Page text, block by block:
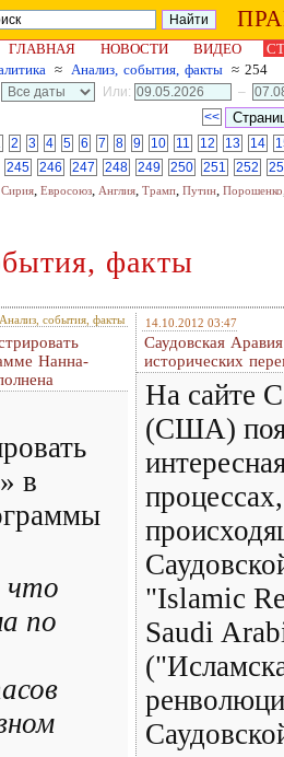
ГЛАВНАЯ НОВОСТИ ВИДЕО
≈ Анализ, события, факты ≈ 254
Или:
–
<<
2 3 4 5 6 7 8 9 10 11 12 13 14
245 246 247 248 249 250 251 252
Сирия, Евросоюз, Англия, Трамп, Путин, Порошенко
факты
Анализ, события, факты
Нанна-
в
что
по
14.10.2012 03:47
Саудовская
исторических
На сайте
(США)
процессах,
"Islamic
Saudi